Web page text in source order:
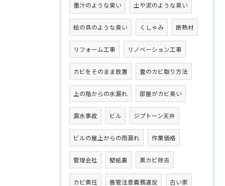
墨汁のような臭い 土や泥のような臭い
絵の具のような臭い くしゃみ 断熱材
リフォーム工事 リノベーション工事
カビをそのまま放置 畳のカビ取り方法
上の階からの水漏れ 部屋がカビ臭い
漏水事故 ビル ジプトーン天井
ビルの屋上からの雨漏れ 作業価格
管理会社 壁紙裏 黒カビ除去
カビ責任 善管注意義務違反 古い家